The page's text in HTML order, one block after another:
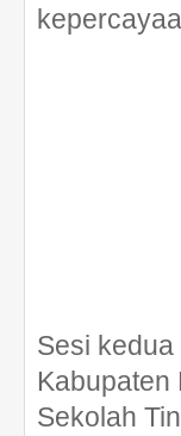
Sesi kedua
Kabupaten
Sekolah